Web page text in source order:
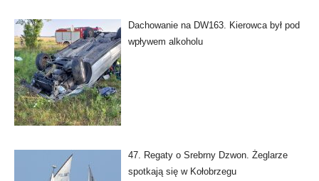
Dachowanie na DW163. Kierowca był pod
wpływem alkoholu
47. Regaty o Srebrny Dzwon. Żeglarze
spotkają się w Kołobrzegu